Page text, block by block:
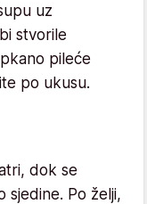
uz
stvorile
pileće
po ukusu.
dok se
sjedine. Po želji,